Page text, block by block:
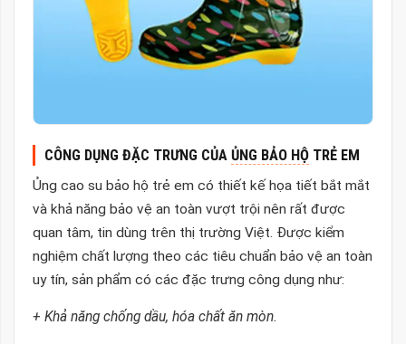
CÔNG DỤNG ĐẶC TRƯNG CỦA ỦNG BẢO HỘ TRẺ EM
Ủng cao su bảo hộ trẻ em có thiết kế họa tiết bắt mắt
và khả năng bảo vệ an toàn vượt trội nên rất được
quan tâm, tin dùng trên thị trường Việt. Được kiểm
nghiệm chất lượng theo các tiêu chuẩn bảo vệ an toàn
uy tín, sản phẩm có các đặc trưng công dụng như:
+ Khả năng chống dầu, hóa chất ăn mòn.